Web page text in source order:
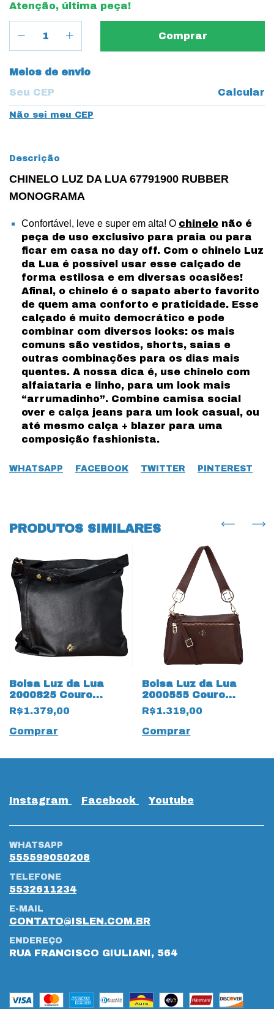
Atenção, última peça!
Entregas para o CEP:
Meios de envio
Calcular
Não sei meu CEP
Descrição
CHINELO LUZ DA LUA 67791900 RUBBER
MONOGRAMA
Confortável, leve e super em alta! O chinelo não é
peça de uso exclusivo para praia ou para
ficar em casa no day off. Com o chinelo Luz
da Lua é possível usar esse calçado de
forma estilosa e em diversas ocasiões!
Afinal, o chinelo é o sapato aberto favorito
de quem ama conforto e praticidade. Esse
calçado é muito democrático e pode
combinar com diversos looks: os mais
comuns são vestidos, shorts, saias e
outras combinações para os dias mais
quentes. A nossa dica é, use chinelo com
alfaiataria e linho, para um look mais
“arrumadinho”. Combine camisa social
over e calça jeans para um look casual, ou
até mesmo calça + blazer para uma
composição fashionista.
WHATSAPP FACEBOOK TWITTER PINTEREST
PRODUTOS SIMILARES
Bolsa Luz da Lua
2000825 Couro
Natural Saara 19598
Preto
R$1.379,00
Comprar
Bolsa Luz da Lua
2000555 Couro
Natural Atacama
19593 Trufa
R$1.319,00
Comprar
Instagram Facebook Youtube
WHATSAPP
555599050208
TELEFONE
5532611234
E-MAIL
CONTATO@ISLEN.COM.BR
ENDEREÇO
RUA FRANCISCO GIULIANI, 564